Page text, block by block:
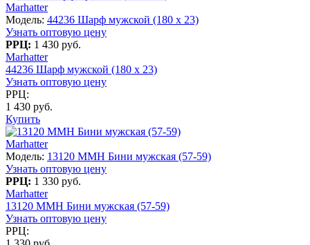
Marhatter
Модель: 44236 Шарф мужской (180 x 23)
Узнать оптовую цену
РРЦ: 1 430 руб.
Marhatter
44236 Шарф мужской (180 x 23)
Узнать оптовую цену
РРЦ:
1 430 руб.
Купить
Marhatter
Модель: 13120 MMH Бини мужская (57-59)
Узнать оптовую цену
РРЦ: 1 330 руб.
Marhatter
13120 MMH Бини мужская (57-59)
Узнать оптовую цену
РРЦ: